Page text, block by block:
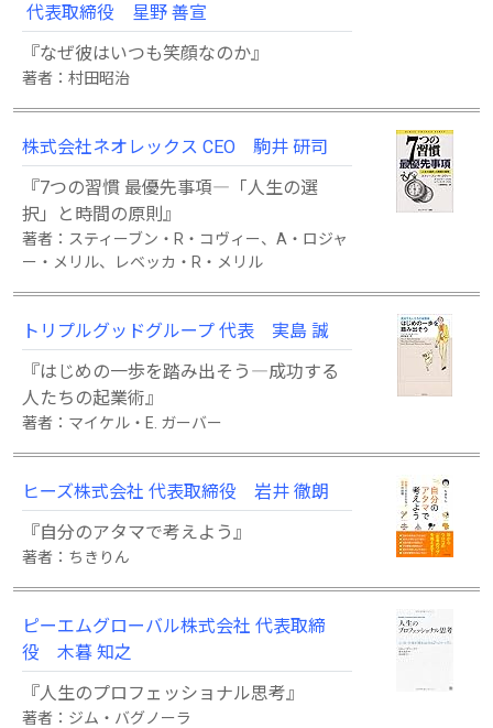
代表取締役 星野 善宣
『なぜ彼はいつも笑顔なのか』
著者：村田昭治
株式会社ネオレックス CEO 駒井 研司
『7つの習慣 最優先事項―「人生の選
択」と時間の原則』
著者：スティーブン・R・コヴィー、A・ロジャ
ー・メリル、レベッカ・R・メリル
トリプルグッドグループ 代表 実島 誠
『はじめの一歩を踏み出そう―成功する
人たちの起業術』
著者：マイケル・E. ガーバー
ヒーズ株式会社 代表取締役 岩井 徹朗
『自分のアタマで考えよう』
著者：ちきりん
ピーエムグローバル株式会社 代表取締
役 木暮 知之
『人生のプロフェッショナル思考』
著者：ジム・バグノーラ